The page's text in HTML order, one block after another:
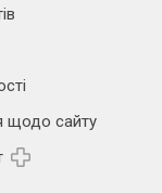
щодо сайту